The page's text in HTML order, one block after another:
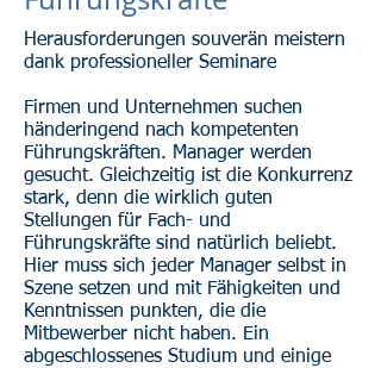
Herausforderungen souverän meistern
dank professioneller Seminare
Firmen und Unternehmen suchen
händeringend nach kompetenten
Führungskräften. Manager werden
gesucht. Gleichzeitig ist die Konkurrenz
stark, denn die wirklich guten
Stellungen für Fach- und
Führungskräfte sind natürlich beliebt.
Hier muss sich jeder Manager selbst in
Szene setzen und mit Fähigkeiten und
Kenntnissen punkten, die die
Mitbewerber nicht haben. Ein
abgeschlossenes Studium und einige